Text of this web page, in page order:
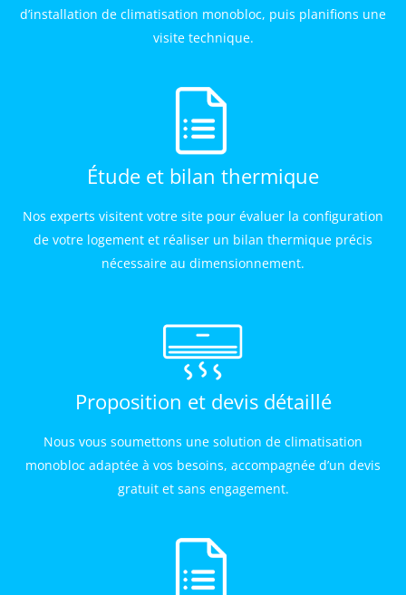
d’installation de climatisation monobloc, puis planifions une
visite technique.
Étude et bilan thermique
Nos experts visitent votre site pour évaluer la configuration
de votre logement et réaliser un bilan thermique précis
nécessaire au dimensionnement.
Proposition et devis détaillé
Nous vous soumettons une solution de climatisation
monobloc adaptée à vos besoins, accompagnée d’un devis
gratuit et sans engagement.